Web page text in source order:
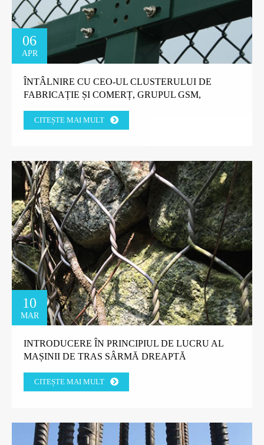
06
APR
ÎNTÂLNIRE CU CEO-UL CLUSTERULUI DE
FABRICAȚIE ȘI COMERȚ, GRUPUL GSM,
CITEȘTE MAI MULT
10
MAR
INTRODUCERE ÎN PRINCIPIUL DE LUCRU AL
MAȘINII DE TRAS SÂRMĂ DREAPTĂ
CITEȘTE MAI MULT